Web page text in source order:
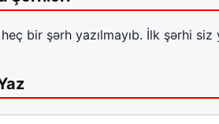
bir şərh yazılmayıb. İlk şərhi siz